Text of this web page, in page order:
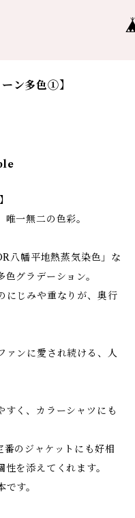
ン多色①】
】
一無二の色彩。
八幡平地熱蒸気染色」な
グラデーション。
にじみや重なりが、奥行
ァンに愛され続ける、人
すく、カラーシャツにも
番のジャケットにも好相
を添えてくれます。
す。